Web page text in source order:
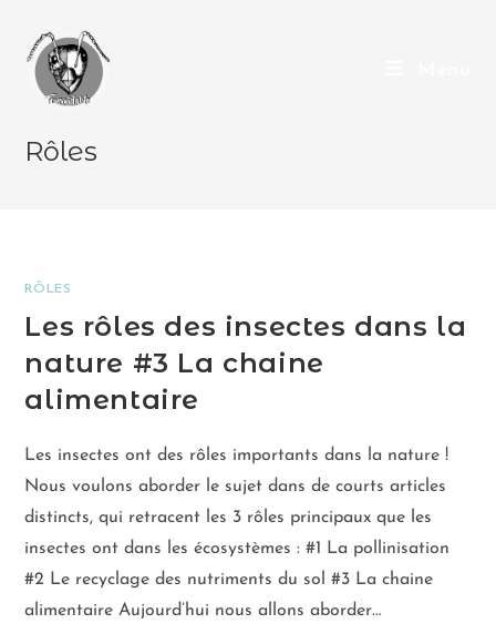
Rôles
RÔLES
Les rôles des insectes dans la
nature #3 La chaine
alimentaire
Les insectes ont des rôles importants dans la nature !
Nous voulons aborder le sujet dans de courts articles
distincts, qui retracent les 3 rôles principaux que les
insectes ont dans les écosystèmes : #1 La pollinisation
#2 Le recyclage des nutriments du sol #3 La chaine
alimentaire Aujourd’hui nous allons aborder…